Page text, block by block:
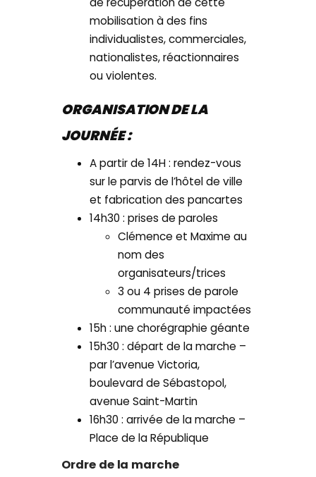
mobilisation à des fins
individualistes, commerciales,
nationalistes, réactionnaires
ou violentes.
ORGANISATION DE LA
JOURNÉE :
A partir de 14H : rendez-vous
sur le parvis de l’hôtel de ville
et fabrication des pancartes
14h30 : prises de paroles
Clémence et Maxime au
nom des
organisateurs/trices
3 ou 4 prises de parole
communauté impactées
15h : une chorégraphie géante
15h30 : départ de la marche –
par l’avenue Victoria,
boulevard de Sébastopol,
avenue Saint-Martin
16h30 : arrivée de la marche –
Place de la République
Ordre de la marche